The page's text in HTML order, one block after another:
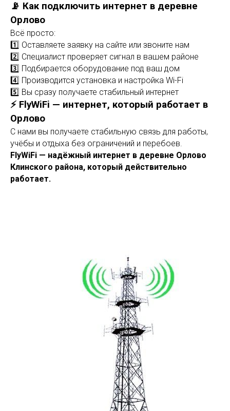
📡 Как подключить интернет в деревне
Орлово
Всё просто:
1️⃣ Оставляете заявку на сайте или звоните нам
2️⃣ Специалист проверяет сигнал в вашем районе
3️⃣ Подбирается оборудование под ваш дом
4️⃣ Производится установка и настройка Wi-Fi
5️⃣ Вы сразу получаете стабильный интернет
⚡ FlyWiFi — интернет, который работает в
Орлово
С нами вы получаете стабильную связь для работы,
учёбы и отдыха без ограничений и перебоев.
FlyWiFi — надёжный интернет в деревне Орлово
Клинского района, который действительно
работает.